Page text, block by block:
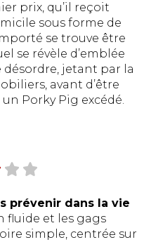
prix, qu’il reçoit
sous forme de
se trouve être
se révèle d’emblée
jetant par la
avant d’être
Porky Pig excédé.
prévenir dans la vie
fluide et les gags
simple, centrée sur